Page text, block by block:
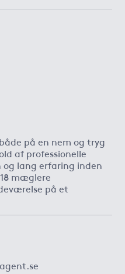
på en nem og tryg
af professionelle
lang erfaring inden
mæglere
på et